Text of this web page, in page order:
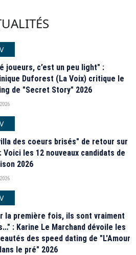
joueurs, c’est un peu light" :
Duforest (La Voix) critique le
de "Secret Story" 2026
des coeurs brisés" de retour sur
Voici les 12 nouveaux candidats de
2026
la première fois, ils sont vraiment
: Karine Le Marchand dévoile les
des speed dating de "L'Amour
le pré" 2026